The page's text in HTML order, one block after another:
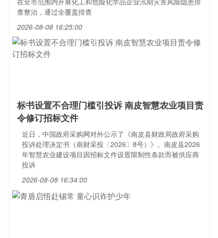
查整治，通过全覆盖排查
2026-08-08 16:25:00
标书设置不合理门槛引投诉 南皮智慧农业项目责
令修订招标文件
近日，中国政府采购网对外公示了《南皮县财政局政府采购
投诉处理决定书（南财采投〔2026〕8号）》。南皮县2026
年智慧农业建设项目因招标文件设置限制性条款而被供应商
投诉
2026-08-08 16:34:00